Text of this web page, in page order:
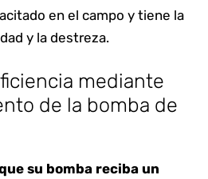
en el campo y tiene la
y la destreza.
mediante
de la bomba de
su bomba reciba un